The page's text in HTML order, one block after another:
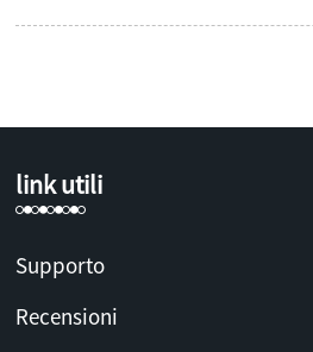
link utili
Supporto
Recensioni